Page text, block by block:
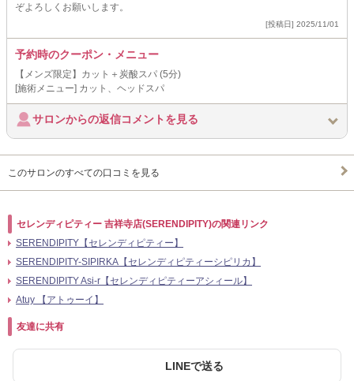
ぞよろしくお願いします。
[投稿日] 2025/11/01
予約時のクーポン・メニュー
【メンズ限定】カット＋炭酸スパ (5分)
[施術メニュー] カット、ヘッドスパ
サロンからの返信コメントを見る
このサロンのすべての口コミを見る
セレンディピティー 吉祥寺店(SERENDIPITY)の関連リンク
SERENDIPITY【セレンディピティー】
SERENDIPITY-SIPIRKA【セレンディピティーシピリカ】
SERENDIPITY Asi-r【セレンディピティーアシィール】
Atuy 【アトゥーイ】
友達に共有
LINEで送る